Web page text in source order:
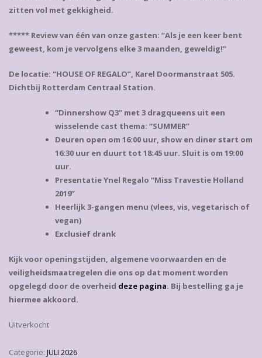
zitten vol met gekkigheid.
***** Review van één van onze gasten: “Als je een keer bent
geweest, kom je vervolgens elke 3 maanden, geweldig!”
De locatie: “HOUSE OF REGALO”, Karel Doormanstraat 505.
Dichtbij Rotterdam Centraal Station.
“Dinnershow Q3” met 3 dragqueens uit een
wisselende cast thema: “SUMMER”
Deuren open om 16:00 uur, show en diner start om
16:30 uur en duurt tot 18:45 uur. Sluit is om 19:00
uur.
Presentatie Ynel Regalo “Miss Travestie Holland
2019”
Heerlijk 3-gangen menu (vlees, vis, vegetarisch of
vegan)
Exclusief drank
Kijk voor openingstijden, algemene voorwaarden en de
veiligheidsmaatregelen die ons op dat moment worden
opgelegd door de overheid deze pagina. Bij bestelling ga je
hiermee akkoord.
Uitverkocht
Categorie: JULI 2026